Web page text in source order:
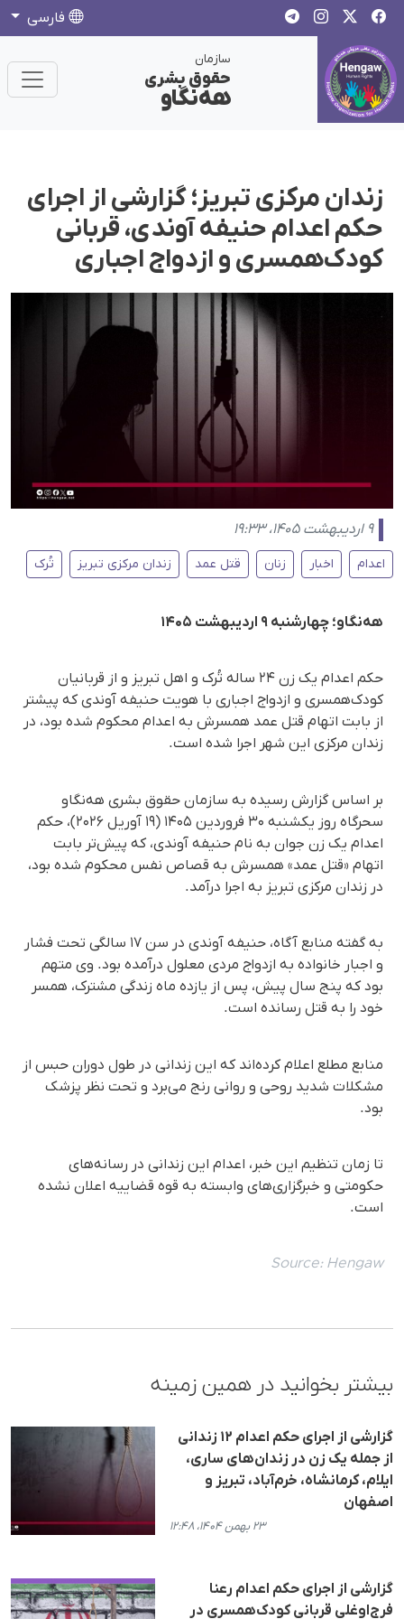
فارسی
سازمان
حقوق بشری
هەنگاو
زندان مرکزی تبریز؛ گزارشی از اجرای
حکم اعدام حنیفه آوندی، قربانی
کودک‌همسری و ازدواج اجباری
۹ اردیبهشت ۱۴۰۵، ۱۹:۳۳
اعدام اخبار زنان قتل عمد زندان مرکزی تبریز تُرک
هه‌نگاو؛ چهارشنبه ۹ اردیبهشت ۱۴۰۵
حکم اعدام یک زن ۲۴ ساله تُرک و اهل تبریز و از قربانیان
کودک‌همسری و ازدواج اجباری با هویت حنیفه آوندی که پیشتر
از بابت اتهام قتل عمد همسرش به اعدام محکوم شده بود، در
زندان مرکزی این شهر اجرا شده است.
بر اساس گزارش رسیده به سازمان حقوق بشری هه‌نگاو
سحرگاه روز یکشنبه ۳۰ فروردین ۱۴۰۵ (۱۹ آوریل ۲۰۲۶)، حکم
اعدام یک زن جوان به نام حنیفه آوندی، که پیش‌تر بابت
اتهام «قتل عمد» همسرش به قصاص نفس محکوم شده بود،
در زندان مرکزی تبریز به اجرا درآمد.
به گفته منابع آگاه، حنیفه آوندی در سن ۱۷ سالگی تحت فشار
و اجبار خانواده به ازدواج مردی معلول درآمده بود. وی متهم
بود که پنج سال پیش، پس از یازده ماه زندگی مشترک، همسر
خود را به قتل رسانده است.
منابع مطلع اعلام کرده‌اند که این زندانی در طول دوران حبس از
مشکلات شدید روحی و روانی رنج می‌برد و تحت نظر پزشک
بود.
تا زمان تنظیم این خبر، اعدام این زندانی در رسانه‌های
حکومتی و خبرگزاری‌های وابسته به قوه قضاییه اعلان نشده
است.
Source: Hengaw
بیشتر بخوانید در همین زمینه
گزارشی از اجرای حکم اعدام ١٢ زندانی
از جملە یک زن در زندان‌های ساری،
ایلام، کرمانشاه، خرم‌آباد، تبریز و
اصفهان
۲۳ بهمن ۱۴۰۴، ۱۲:۴۸
گزارشی از اجرای حکم اعدام رعنا
فرج‌اوغلی قربانی کودک‌همسری در